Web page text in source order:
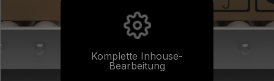
Komplette Inhouse-
Bearbeitung